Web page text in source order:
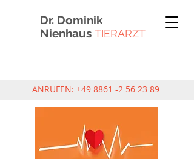
Dr. Dominik
Nienhaus TIERARZT
ANRUFEN: +49 8861 -2 56 23 89